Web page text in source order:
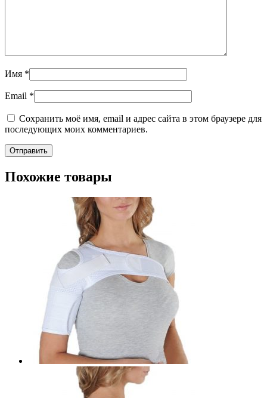
Имя *
Email *
Сохранить моё имя, email и адрес сайта в этом браузере для
последующих моих комментариев.
Похожие товары